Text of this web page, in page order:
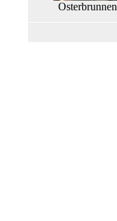
Osterbrunnen